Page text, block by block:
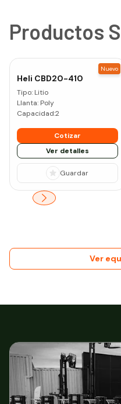
Productos
Heli CBD20-410
Tipo: Litio
Llanta: Poly
Capacidad:2
Cotizar
Ver detalles
Guardar
Nuevo
Ver